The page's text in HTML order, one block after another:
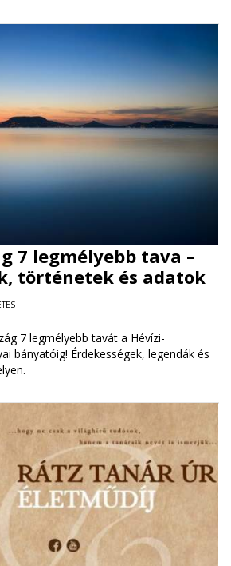
7 legmélyebb tava –
történetek és adatok
7 legmélyebb tavát a Hévízi-
bányatóig! Érdekességek, legendák és